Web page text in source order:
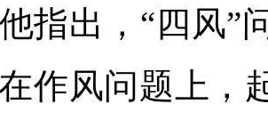
出，“四风”问
作风问题上，